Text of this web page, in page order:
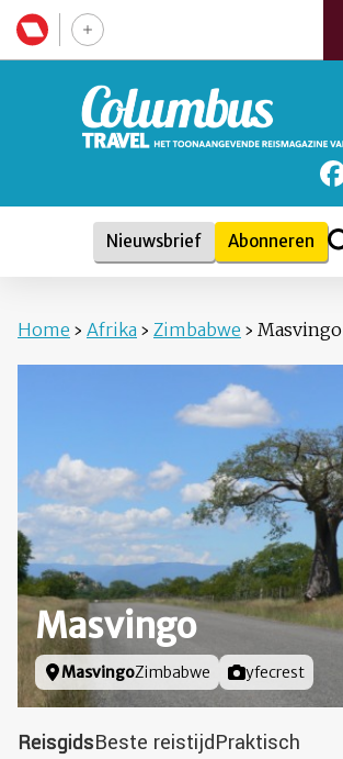
Nieuwsbrief Abonneren
Home › Afrika › Zimbabwe › Masvingo
Masvingo
Locatie
MasvingoZimbabwe Foto door
yfecrest
ReisgidsBeste reistijdPraktisch